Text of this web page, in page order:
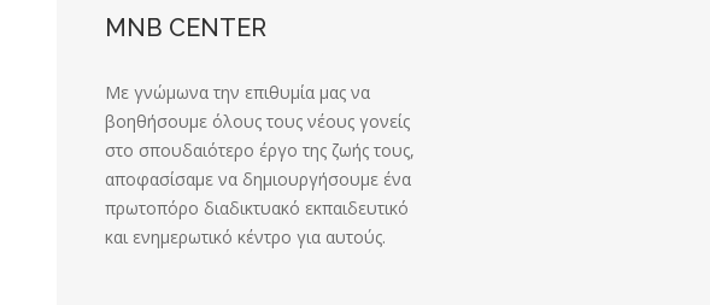
MNB CENTER
Με γνώμωνα την επιθυμία μας να
βοηθήσουμε όλους τους νέους γονείς
στο σπουδαιότερο έργο της ζωής τους,
αποφασίσαμε να δημιουργήσουμε ένα
πρωτοπόρο διαδικτυακό εκπαιδευτικό
και ενημερωτικό κέντρο για αυτούς.